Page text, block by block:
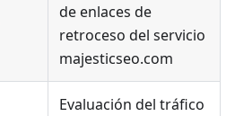
de enlaces de
retroceso del servicio
majesticseo.com
Evaluación del tráfico